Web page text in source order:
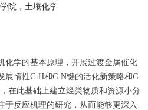
院，土壤化学
化学的基本原理，开展过渡金属催化
展惰性C-H和C-N键的活化新策略和C-
在此基础上建立烃类物质和资源小分
于反应机理的研究，从而能够更深入